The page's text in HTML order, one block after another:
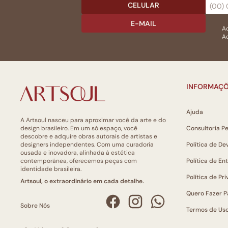
CELULAR
E-MAIL
A Artsoul nasceu para aproximar você da arte e do
design brasileiro. Em um só espaço, você
descobre e adquire obras autorais de artistas e
designers independentes. Com uma curadoria
ousada e inovadora, alinhada à estética
contemporânea, oferecemos peças com
identidade brasileira.
Artsoul, o extraordinário em cada detalhe.
Sobre Nós
Ajuda
Consultoria
Política de
Política de
Política de
Quero Fazer
Termos de